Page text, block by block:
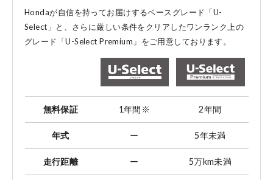
コーポレートサイト
Hondaが自信を持ってお届けするベースグレード「U-
Select」と、 さらに厳しい条件をクリアしたワンランク上の
グレード「U-Select Premium」をご用意しております。
無料保証 1年間 ※ 2年間
年式 ー 5年未満
走行距離 ー 5万km未満